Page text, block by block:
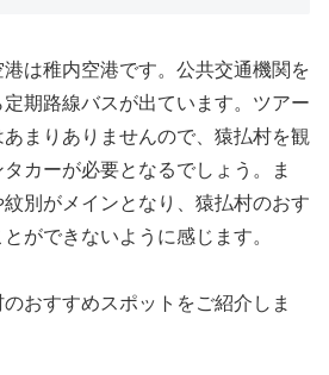
は稚内空港です。公共交通機関を
期路線バスが出ています。ツアー
まりありませんので、猿払村を観
カーが必要となるでしょう。ま
別がメインとなり、猿払村のおす
ができないように感じます。
おすすめスポットをご紹介しま